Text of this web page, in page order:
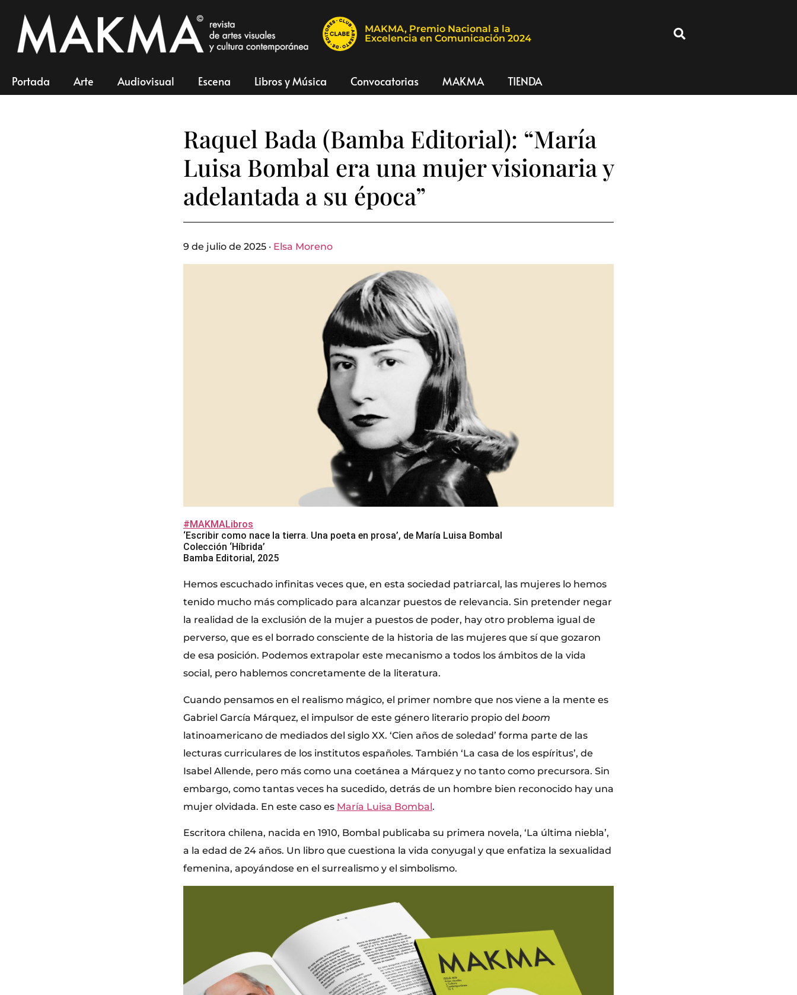
MAKMA, Premio Nacional a la
Excelencia en Comunicación 2024
Portada Arte Audiovisual Escena Libros y Música Convocatorias MAKMA TIENDA
Raquel Bada (Bamba Editorial): “María
Luisa Bombal era una mujer visionaria y
adelantada a su época”
9 de julio de 2025 · Elsa Moreno
#MAKMALibros
‘Escribir como nace la tierra. Una poeta en prosa’, de María Luisa Bombal
Colección ‘Híbrida’
Bamba Editorial, 2025
Hemos escuchado infinitas veces que, en esta sociedad patriarcal, las mujeres lo hemos
tenido mucho más complicado para alcanzar puestos de relevancia. Sin pretender negar
la realidad de la exclusión de la mujer a puestos de poder, hay otro problema igual de
perverso, que es el borrado consciente de la historia de las mujeres que sí que gozaron
de esa posición. Podemos extrapolar este mecanismo a todos los ámbitos de la vida
social, pero hablemos concretamente de la literatura.
Cuando pensamos en el realismo mágico, el primer nombre que nos viene a la mente es
Gabriel García Márquez, el impulsor de este género literario propio del boom
latinoamericano de mediados del siglo XX. ‘Cien años de soledad’ forma parte de las
lecturas curriculares de los institutos españoles. También ‘La casa de los espíritus’, de
Isabel Allende, pero más como una coetánea a Márquez y no tanto como precursora. Sin
embargo, como tantas veces ha sucedido, detrás de un hombre bien reconocido hay una
mujer olvidada. En este caso es María Luisa Bombal.
Escritora chilena, nacida en 1910, Bombal publicaba su primera novela, ‘La última niebla’,
a la edad de 24 años. Un libro que cuestiona la vida conyugal y que enfatiza la sexualidad
femenina, apoyándose en el surrealismo y el simbolismo.